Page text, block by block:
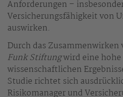
Anforderungen –
Versicherungsfähigkeit von
auswirken.
Durch das Zusammenwirken
Funk Stiftungwird eine
wissenschaftlichen
Studie richtet sich
Risikomanager und